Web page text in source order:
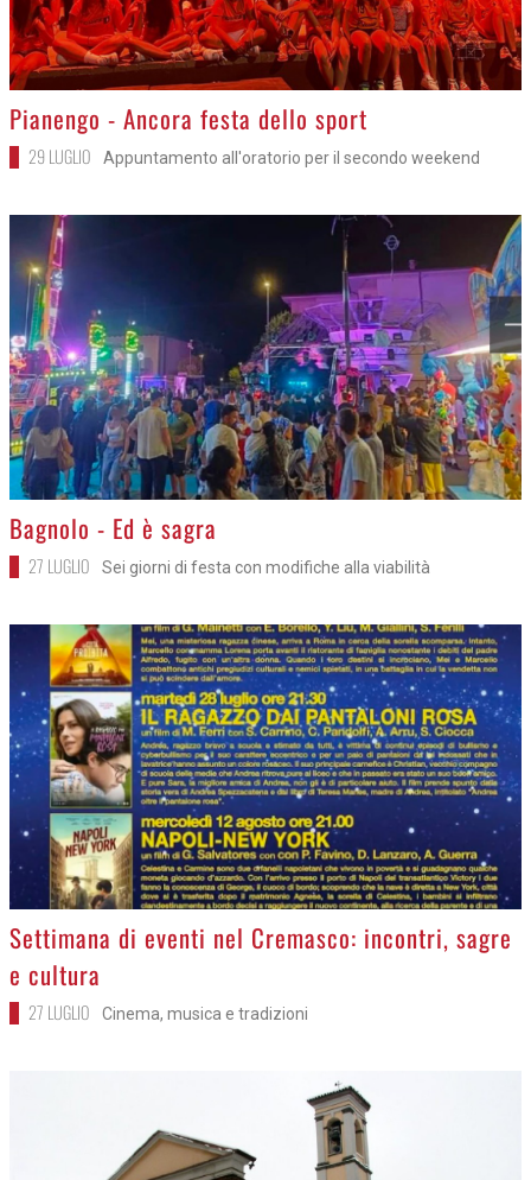
>
Pianengo - Ancora festa dello sport
29 LUGLIO Appuntamento all'oratorio per il secondo weekend
>
Bagnolo - Ed è sagra
27 LUGLIO Sei giorni di festa con modifiche alla viabilità
>
Settimana di eventi nel Cremasco: incontri, sagre
e cultura
27 LUGLIO Cinema, musica e tradizioni